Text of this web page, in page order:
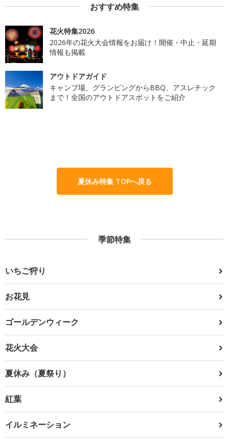
おすすめ特集
花火特集2026
2026年の花火大会情報をお届け！開催・中止・延期
情報も掲載
アウトドアガイド
キャンプ場、グランピングからBBQ、アスレチック
まで！全国のアウトドアスポットをご紹介
夏休み特集 TOPへ戻る
季節特集
いちご狩り
お花見
ゴールデンウィーク
花火大会
夏休み（夏祭り）
紅葉
イルミネーション